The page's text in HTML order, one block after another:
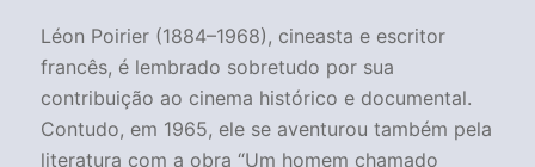
Léon Poirier (1884–1968), cineasta e escritor
francês, é lembrado sobretudo por sua
contribuição ao cinema histórico e documental.
Contudo, em 1965, ele se aventurou também pela
literatura com a obra “Um homem chamado